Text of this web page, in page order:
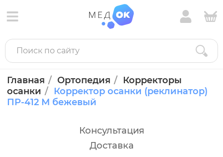
Главная Ортопедия
Корректоры
осанки
Корректор осанки (реклинатор)
ПР-412 М бежевый
Консультация
Доставка